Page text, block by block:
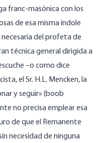
franc-masónica con los
de esa misma índole
del profeta de
técnica general dirigida a
–o como dice
el Sr. H.L. Mencken, la
y seguir» (boob
no precisa emplear esa
de que el Remanente
necesidad de ninguna